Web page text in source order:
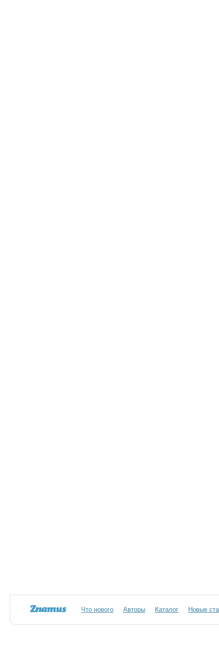
Что нового Авторы Каталог Новые